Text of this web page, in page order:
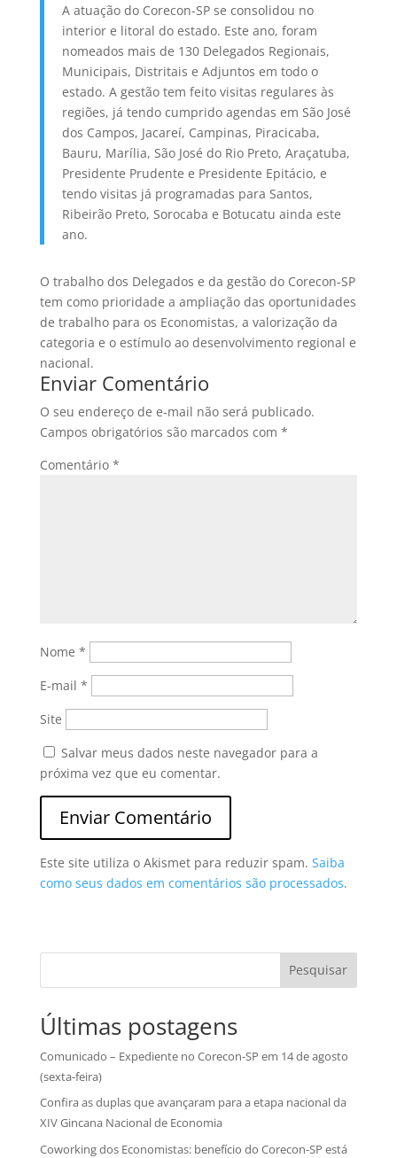
A atuação do Corecon-SP se consolidou no
interior e litoral do estado. Este ano, foram
nomeados mais de 130 Delegados Regionais,
Municipais, Distritais e Adjuntos em todo o
estado. A gestão tem feito visitas regulares às
regiões, já tendo cumprido agendas em São José
dos Campos, Jacareí, Campinas, Piracicaba,
Bauru, Marília, São José do Rio Preto, Araçatuba,
Presidente Prudente e Presidente Epitácio, e
tendo visitas já programadas para Santos,
Ribeirão Preto, Sorocaba e Botucatu ainda este
ano.
O trabalho dos Delegados e da gestão do Corecon-SP
tem como prioridade a ampliação das oportunidades
de trabalho para os Economistas, a valorização da
categoria e o estímulo ao desenvolvimento regional e
nacional.
Enviar Comentário
O seu endereço de e-mail não será publicado.
Campos obrigatórios são marcados com *
Comentário *
Nome *
E-mail *
Site
Salvar meus dados neste navegador para a
próxima vez que eu comentar.
Este site utiliza o Akismet para reduzir spam. Saiba
como seus dados em comentários são processados.
Pesquisar
Últimas postagens
Comunicado – Expediente no Corecon-SP em 14 de agosto
(sexta-feira)
Confira as duplas que avançaram para a etapa nacional da
XIV Gincana Nacional de Economia
Coworking dos Economistas: benefício do Corecon-SP está